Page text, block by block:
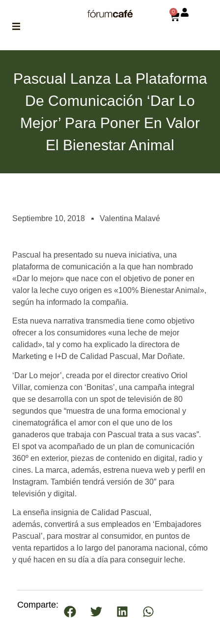
de fórum
BLOG
de fórum
es tu
asociados
el café siempre tiene
algo nuevo que
enseñarnos
BOLSA DE TRABAJO
¡te imaginas vivir de tu pasión
CONTACTO
¡queremos saber
de ti!
0
Pascual Lanza La Plataforma
De Comunicación ‘Dar Lo
Mejor’ Para Poner En Valor
El Bienestar Animal
Septiembre 10, 2018 Valentina Malavé
Pascual ha presentado su nueva iniciativa, una
plataforma de comunicación a la que han nombrado
«Dar lo mejor» que nace con el objetivo de poner en
valor la leche cuyo origen es «100% Bienestar Animal»,
según ha informado la compañia.
Esta nueva narrativa transmedia tiene como objetivo
ofrecer a los consumidores «una leche de mejor
calidad», tal y como ha explicado la directora de
Marketing e I+D de Calidad Pascual, Mar Doñate.
‘Dar Lo mejor’, creada por el director creativo Oriol
Villar, comienza con ‘Bonitas’, una campaña integral
que se desarrolla con un spot de televisión de 80
segundos que “muestra de una forma emocional y
cinematográfica el amor con el que uno de los
ganaderos que trabaja con Pascual trata a sus vacas”.
El spot va acompañado de un plan de comunicación
360º en exterior, piezas de contenido en digital, radio y
cines. La marca, además, estrena nueva web y perfil en
Instagram. También tendrá versión de 30″ para
televisión y digital.
La enseña insignia de Calidad Pascual,
además, convertirá a sus empleados en ‘Embajadores
Pascual’, para mostrar al consumidor, en puntos de
venta repartidos a lo largo del panorama nacional, cómo
y qué hacen en su día a día para conseguir leche.
Comparte: